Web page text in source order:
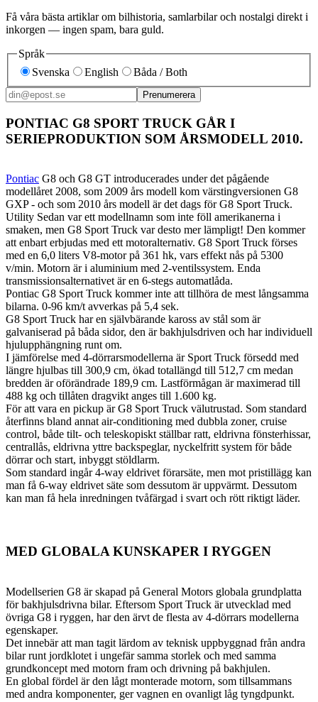
Få våra bästa artiklar om bilhistoria, samlarbilar och nostalgi direkt i
inkorgen — ingen spam, bara guld.
Språk
Svenska
English Båda / Both
Prenumerera
PONTIAC G8 SPORT TRUCK GÅR I
SERIEPRODUKTION SOM ÅRSMODELL 2010.
Pontiac G8 och G8 GT introducerades under det pågående
modellåret 2008, som 2009 års modell kom värstingversionen G8
GXP - och som 2010 års modell är det dags för G8 Sport Truck.
Utility Sedan var ett modellnamn som inte föll amerikanerna i
smaken, men G8 Sport Truck var desto mer lämpligt! Den kommer
att enbart erbjudas med ett motoralternativ. G8 Sport Truck förses
med en 6,0 liters V8-motor på 361 hk, vars effekt nås på 5300
v/min. Motorn är i aluminium med 2-ventilssystem. Enda
transmissionsalternativet är en 6-stegs automatlåda.
Pontiac G8 Sport Truck kommer inte att tillhöra de mest långsamma
bilarna. 0-96 km/t avverkas på 5,4 sek.
G8 Sport Truck har en självbärande kaross av stål som är
galvaniserad på båda sidor, den är bakhjulsdriven och har individuell
hjulupphängning runt om.
I jämförelse med 4-dörrarsmodellerna är Sport Truck försedd med
längre hjulbas till 300,9 cm, ökad totallängd till 512,7 cm medan
bredden är oförändrade 189,9 cm. Lastförmågan är maximerad till
488 kg och tillåten dragvikt anges till 1.600 kg.
För att vara en pickup är G8 Sport Truck välutrustad. Som standard
återfinns bland annat air-conditioning med dubbla zoner, cruise
control, både tilt- och teleskopiskt ställbar ratt, eldrivna fönsterhissar,
centrallås, eldrivna yttre backspeglar, nyckelfritt system för både
dörrar och start, inbyggt stöldlarm.
Som standard ingår 4-way eldrivet förarsäte, men mot pristillägg kan
man få 6-way eldrivet säte som dessutom är uppvärmt. Dessutom
kan man få hela inredningen tvåfärgad i svart och rött riktigt läder.
MED GLOBALA KUNSKAPER I RYGGEN
Modellserien G8 är skapad på General Motors globala grundplatta
för bakhjulsdrivna bilar. Eftersom Sport Truck är utvecklad med
övriga G8 i ryggen, har den ärvt de flesta av 4-dörrars modellerna
egenskaper.
Det innebär att man tagit lärdom av teknisk uppbyggnad från andra
bilar runt jordklotet i ungefär samma storlek och med samma
grundkoncept med motorn fram och drivning på bakhjulen.
En global fördel är den lågt monterade motorn, som tillsammans
med andra komponenter, ger vagnen en ovanligt låg tyngdpunkt.